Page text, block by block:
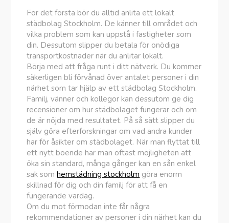
För det första bör du alltid anlita ett lokalt
städbolag Stockholm. De känner till området och
vilka problem som kan uppstå i fastigheter som
din. Dessutom slipper du betala för onödiga
transportkostnader när du anlitar lokalt.
Börja med att fråga runt i ditt nätverk. Du kommer
säkerligen bli förvånad över antalet personer i din
närhet som tar hjälp av ett städbolag Stockholm.
Familj, vänner och kollegor kan dessutom ge dig
recensioner om hur städbolaget fungerar och om
de är nöjda med resultatet. På så sätt slipper du
själv göra efterforskningar om vad andra kunder
har för åsikter om städbolaget. När man flyttat till
ett nytt boende har man oftast möjligheten att
öka sin standard, många gånger kan en sån enkel
sak somhemstädning stockholm göra enorm
skillnad för dig och din familj för att få en
fungerande vardag.
Om du mot förmodan inte får några
rekommendationer av personer i din närhet kan du